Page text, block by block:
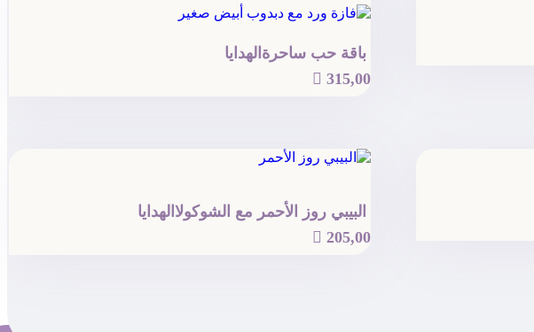
باقة حب ساحرة الهدايا
 315,00
البيبي روز الأحمر مع الشوكولاالهدايا
 205,00